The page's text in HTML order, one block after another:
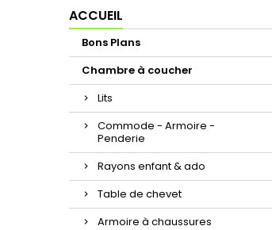
ACCUEIL
Bons Plans
Chambre à coucher
Lits
Commode - Armoire -
Penderie
Rayons enfant & ado
Table de chevet
Armoire à chaussures